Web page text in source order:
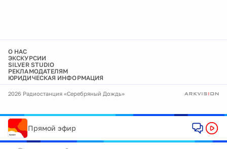
О НАС
ЭКСКУРСИИ
SILVER STUDIO
РЕКЛАМОДАТЕЛЯМ
ЮРИДИЧЕСКАЯ ИНФОРМАЦИЯ
2026 Радиостанция «Серебряный Дождь»
Прямой эфир